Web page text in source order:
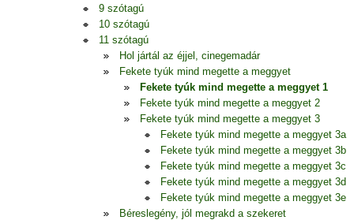
9 szótagú
10 szótagú
11 szótagú
Hol jártál az éjjel, cinegemadár
Fekete tyúk mind megette a meggyet
Fekete tyúk mind megette a meggyet 1
Fekete tyúk mind megette a meggyet 2
Fekete tyúk mind megette a meggyet 3
Fekete tyúk mind megette a meggyet 3a
Fekete tyúk mind megette a meggyet 3b
Fekete tyúk mind megette a meggyet 3c
Fekete tyúk mind megette a meggyet 3d
Fekete tyúk mind megette a meggyet 3e
Béreslegény, jól megrakd a szekeret